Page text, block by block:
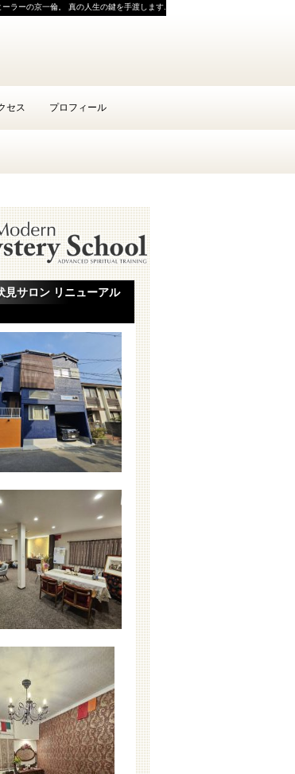
ラーの京一倫。 真の人生の鍵を手渡します.
セス プロフィール
見サロン リニューアル